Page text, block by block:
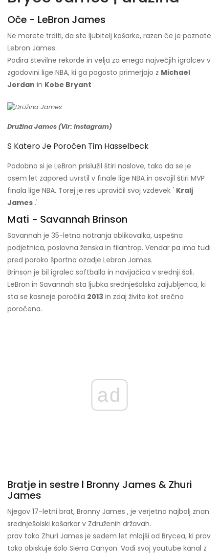
Oče - LeBron James
Ne morete trditi, da ste ljubitelj košarke, razen če je poznate
Lebron James .
Podira številne rekorde in velja za enega največjih igralcev v
zgodovini lige NBA, ki ga pogosto primerjajo z Michael
Jordan in Kobe Bryant .
Družina James (Vir: Instagram)
S Katero Je Poročen Tim Hasselbeck
Podobno si je LeBron prislužil štiri naslove, tako da se je
osem let zapored uvrstil v finale lige NBA in osvojil štiri MVP
finala lige NBA. Torej je res upravičil svoj vzdevek ' Kralj
James .'
Mati - Savannah Brinson
Savannah je 35-letna notranja oblikovalka, uspešna
podjetnica, poslovna ženska in filantrop. Vendar pa ima tudi
pred poroko športno ozadje Lebron James.
Brinson je bil igralec softballa in navijačica v srednji šoli.
LeBron in Savannah sta ljubka srednješolska zaljubljenca, ki
sta se kasneje poročila 2013 in zdaj živita kot srečno
poročena.
ad
Bratje in sestre l Bronny James & Zhuri
James
Njegov 17-letni brat, Bronny James , je verjetno najbolj znan
srednješolski košarkar v Združenih državah.
prav tako Zhuri James je sedem let mlajši od Brycea, ki prav
tako obiskuje šolo Sierra Canyon. Vodi svoj youtube kanal z